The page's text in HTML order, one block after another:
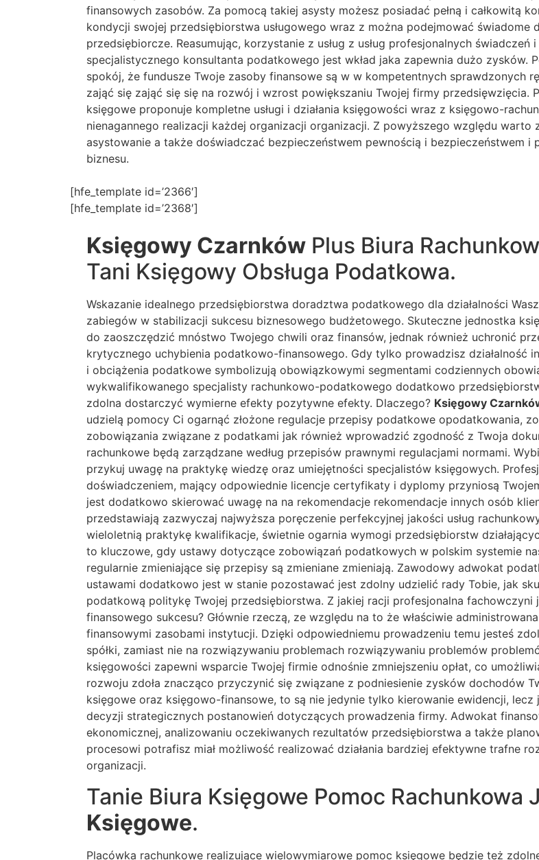
finansowych zasobów. Za pomocą takiej asysty możesz posiadać pełną i całkowitą
kondycji swojej przedsiębiorstwa usługowego wraz z można podejmować
przedsiębiorcze. Reasumując, korzystanie z usług z usług profesjonalnych
specjalistycznego konsultanta podatkowego jest wkład jaka zapewnia dużo zysków.
spokój, że fundusze Twoje zasoby finansowe są w w kompetentnych sprawdzonych
zająć się zająć się się na rozwój i wzrost powiększaniu Twojej firmy przedsięwzięcia.
księgowe proponuje kompletne usługi i działania księgowości wraz z księgowo-
nienagannego realizacji każdej organizacji organizacji. Z powyższego względu
asystowanie a także doświadczać bezpieczeństwem pewnością i bezpieczeństwem i
biznesu.
[hfe_template id=’2366′]
[hfe_template id=’2368′]
Księgowy Czarnków Plus Biura
Tani Księgowy Obsługa Podatkowa.
Wskazanie idealnego przedsiębiorstwa doradztwa podatkowego dla działalności
zabiegów w stabilizacji sukcesu biznesowego budżetowego. Skuteczne jednostka
do zaoszczędzić mnóstwo Twojego chwili oraz finansów, jednak również uchronić
krytycznego uchybienia podatkowo-finansowego. Gdy tylko prowadzisz działalność
i obciążenia podatkowe symbolizują obowiązkowymi segmentami codziennych
wykwalifikowanego specjalisty rachunkowo-podatkowego dodatkowo
zdolna dostarczyć wymierne efekty pozytywne efekty. Dlaczego? Księgowy
udzielą pomocy Ci ogarnąć złożone regulacje przepisy podatkowe opodatkowania,
zobowiązania związane z podatkami jak również wprowadzić zgodność z Twoja
rachunkowe będą zarządzane według przepisów prawnymi regulacjami normami.
przykuj uwagę na praktykę wiedzę oraz umiejętności specjalistów księgowych.
doświadczeniem, mający odpowiednie licencje certyfikaty i dyplomy przyniosą
jest dodatkowo skierować uwagę na na rekomendacje rekomendacje innych osób
przedstawiają zazwyczaj najwyższa poręczenie perfekcyjnej jakości usług
wieloletnią praktykę kwalifikacje, świetnie ogarnia wymogi przedsiębiorstw
to kluczowe, gdy ustawy dotyczące zobowiązań podatkowych w polskim systemie
regularnie zmieniające się przepisy są zmieniane zmieniają. Zawodowy adwokat
ustawami dodatkowo jest w stanie pozostawać jest zdolny udzielić rady Tobie, jak
podatkową politykę Twojej przedsiębiorstwa. Z jakiej racji profesjonalna
finansowego sukcesu? Głównie rzeczą, ze względu na to że właściwie
finansowymi zasobami instytucji. Dzięki odpowiedniemu prowadzeniu temu jesteś
spółki, zamiast nie na rozwiązywaniu problemach rozwiązywaniu problemów
księgowości zapewni wsparcie Twojej firmie odnośnie zmniejszeniu opłat, co
rozwoju zdoła znacząco przyczynić się związane z podniesienie zysków dochodów
księgowe oraz księgowo-finansowe, to są nie jedynie tylko kierowanie ewidencji,
decyzji strategicznych postanowień dotyczących prowadzenia firmy. Adwokat
ekonomicznej, analizowaniu oczekiwanych rezultatów przedsiębiorstwa a także
procesowi potrafisz miał możliwość realizować działania bardziej efektywne trafne
organizacji.
Tanie Biura Księgowe Pomoc Rachunkowa
Księgowe.
Placówka rachunkowe realizujące wielowymiarowe pomoc księgowe będzie też